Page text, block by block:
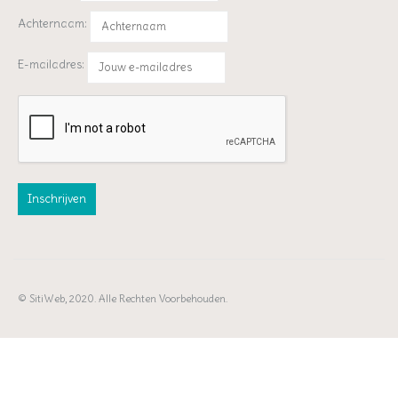
Achternaam:
E-mailadres:
© SitiWeb, 2020. Alle Rechten Voorbehouden.